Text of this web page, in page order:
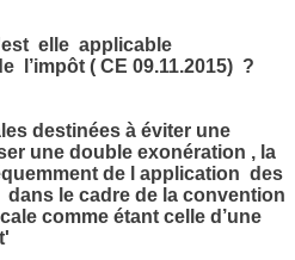
elle applicable
l’impôt ( CE 09.11.2015) ?
destinées à éviter une
une double exonération , la
de l application des
le cadre de la convention
comme étant celle d’une